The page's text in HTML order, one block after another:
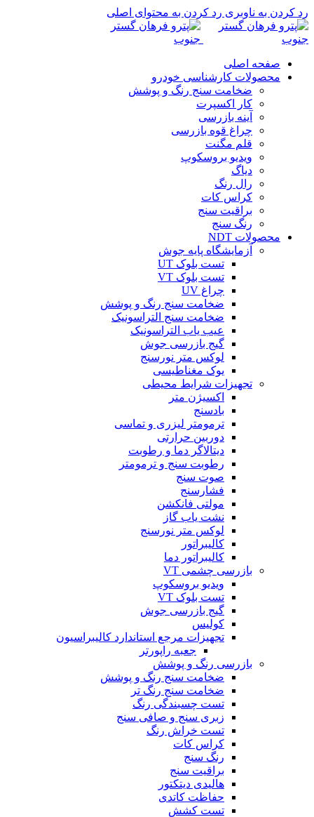
رد کردن به ناوبری رد کردن به محتوای اصلی
صفحه اصلی
محصولات کارشناسی خودرو
ضخامت سنج رنگ و پوشش
کار اکسپرت
آینه بازرسی
چراغ قوه بازرسی
قلم مگنت
ویدیو بروسکوپ
دیاگ
رال رنگ
کراس کات
براقیت سنج
رنگ سنج
محصولات NDT
آزمایشگاه پایه جوش
تست بلوک UT
تست بلوک VT
چراغ UV
ضخامت سنج رنگ و پوشش
ضخامت سنج التراسونیک
عیب یاب التراسونیک
گیج بازرسی جوش
لوکس متر نورسنج
یوک مغناطیسی
تجهیزات شرایط محیطی
اکسیژن متر
بادسنج
ترمومتر لیزری و تماسی
دوربین حرارتی
دیتالاگر دما و رطوبت
رطوبت سنج و ترمومتر
صوت سنج
فشارسنج
مولتی فانکشن
نشت یاب گاز
لوکس متر نورسنج
کالیبراتور
کالیبراتور دما
بازرسی چشمی VT
ویدیو بروسکوپ
تست بلوک VT
گیج بازرسی جوش
کولیس
تجهیزات مرجع استاندارد کالیبراسیون
جعبه راپورتر
بازرسی رنگ و پوشش
ضخامت سنج رنگ و پوشش
ضخامت سنج رنگ تر
تست چسبندگی رنگ
زبری سنج و صافی سنج
تست خراش رنگ
کراس کات
رنگ سنج
براقیت سنج
هالیدی دیتکتور
حفاظت کاتدی
تست کشش